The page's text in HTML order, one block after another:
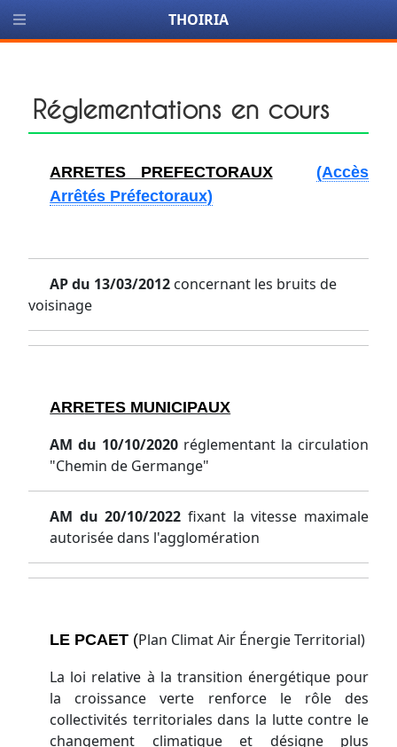
Réglementations en cours
ARRETES PREFECTORAUX
(Accès
Arrêtés Préfectoraux)
AP du 13/03/2012 concernant les bruits de
voisinage
ARRETES MUNICIPAUX
AM du 10/10/2020 réglementant la circulation
"Chemin de Germange"
AM du 20/10/2022 fixant la vitesse maximale
autorisée dans l'agglomération
LE PCAET (Plan Climat Air Énergie Territorial)
La loi relative à la transition énergétique pour
la croissance verte renforce le rôle des
collectivités territoriales dans la lutte contre le
changement climatique et désigne plus
THOIRIA